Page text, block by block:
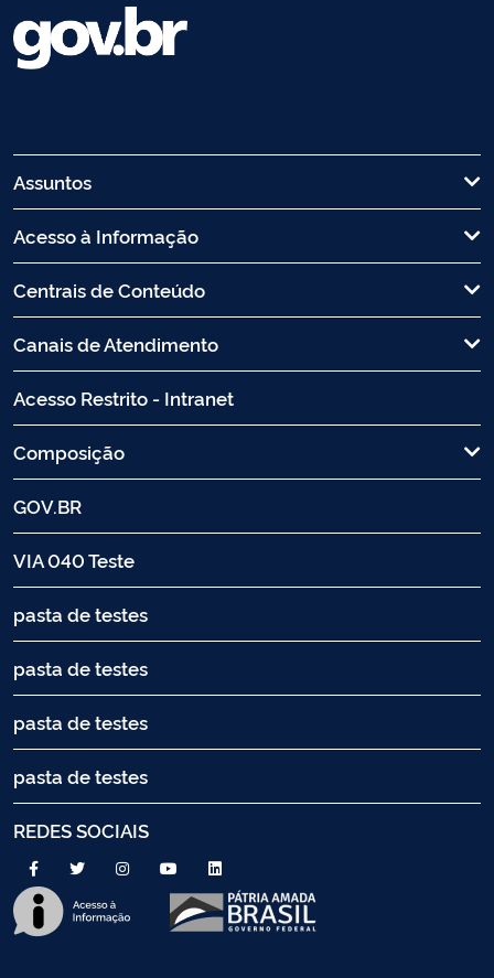
Assuntos
Acesso à Informação
Centrais de Conteúdo
Canais de Atendimento
Acesso Restrito - Intranet
Composição
GOV.BR
VIA 040 Teste
pasta de testes
pasta de testes
pasta de testes
pasta de testes
REDES SOCIAIS